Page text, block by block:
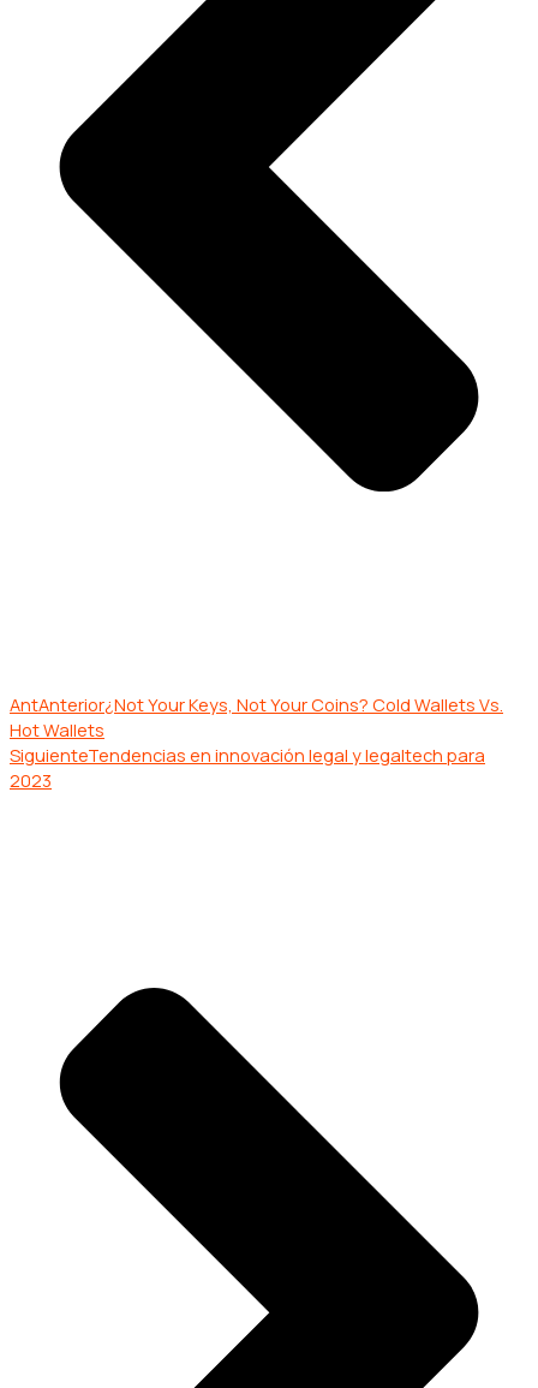
AntAnterior¿Not Your Keys, Not Your Coins? Cold Wallets Vs.
Hot Wallets
SiguienteTendencias en innovación legal y legaltech para
2023